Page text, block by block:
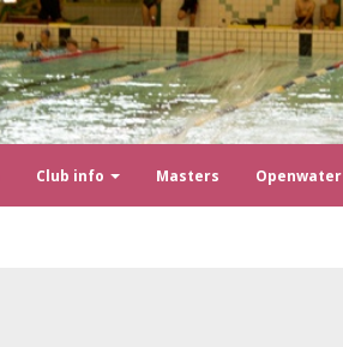
Club info Masters Openwater